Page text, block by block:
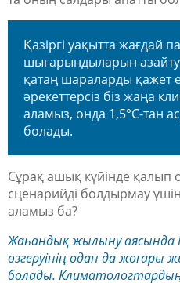
Қазіргі уақытта жағдай
шығарындыларын
қатаң шараларды қажет
әрекеттерсіз біз жаңа
аламыз, онда 1,5°C-тан
болады.
Сұрақ ашық күйінде қалып
сценарийді болдырмау
аламыз ба?
Жаһандық жылыну
өзгеруінің одан да
болады. Климатологтардың